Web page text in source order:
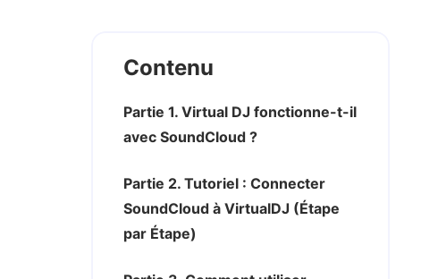
Contenu
Partie 1. Virtual DJ fonctionne-t-il
avec SoundCloud ?
Partie 2. Tutoriel : Connecter
SoundCloud à VirtualDJ (Étape
par Étape)